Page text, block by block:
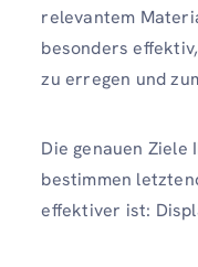
relevantem
besonders
zu erregen und
Die genauen Ziele
bestimmen
effektiver ist: